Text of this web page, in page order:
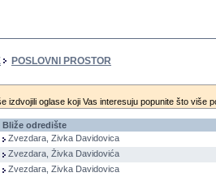
POSLOVNI PROSTOR
izdvojili oglase koji Vas interesuju popunite što više
Bliže odredište
Zvezdara, Zivka Davidovica
Zvezdara, Živka Davidovića
Zvezdara, Zivka Davidovica